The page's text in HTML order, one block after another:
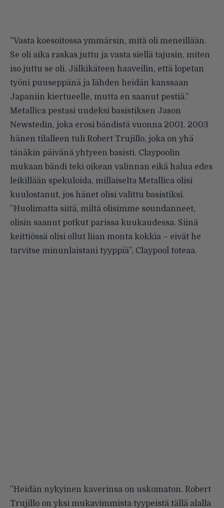
”Vasta koesoitossa ymmärsin, mitä oli meneillään.
Se oli aika raskas juttu ja vasta siellä tajusin, miten
iso juttu se oli. Jälkikäteen haaveilin, että lopetan
työni puuseppänä ja lähden heidän kanssaan
Japaniin kiertueelle, mutta en saanut pestiä.”
Metallica pestasi uudeksi basistiksen Jason
Newstedin, joka erosi bändistä vuonna 2001. 2003
hänen tilalleen tuli Robert Trujillo, joka on yhä
tänäkin päivänä yhtyeen basisti. Claypoolin
mukaan bändi teki oikean valinnan eikä halua edes
leikillään spekuloida, millaiselta Metallica olisi
kuulostanut, jos hänet olisi valittu basistiksi.
”Huolimatta siitä, miltä olisimme soundanneet,
olisin saanut potkut parissa kuukaudessa. Siinä
keittiössä olisi ollut liian monta kokkia – eivät he
tarvitse minunlaistani tyyppiä”, Claypool toteaa.
”Heidän nykyinen kaverinsa on uskomaton. Robert
Trujillo on yksi mukavimmista tyypeistä tällä alalla